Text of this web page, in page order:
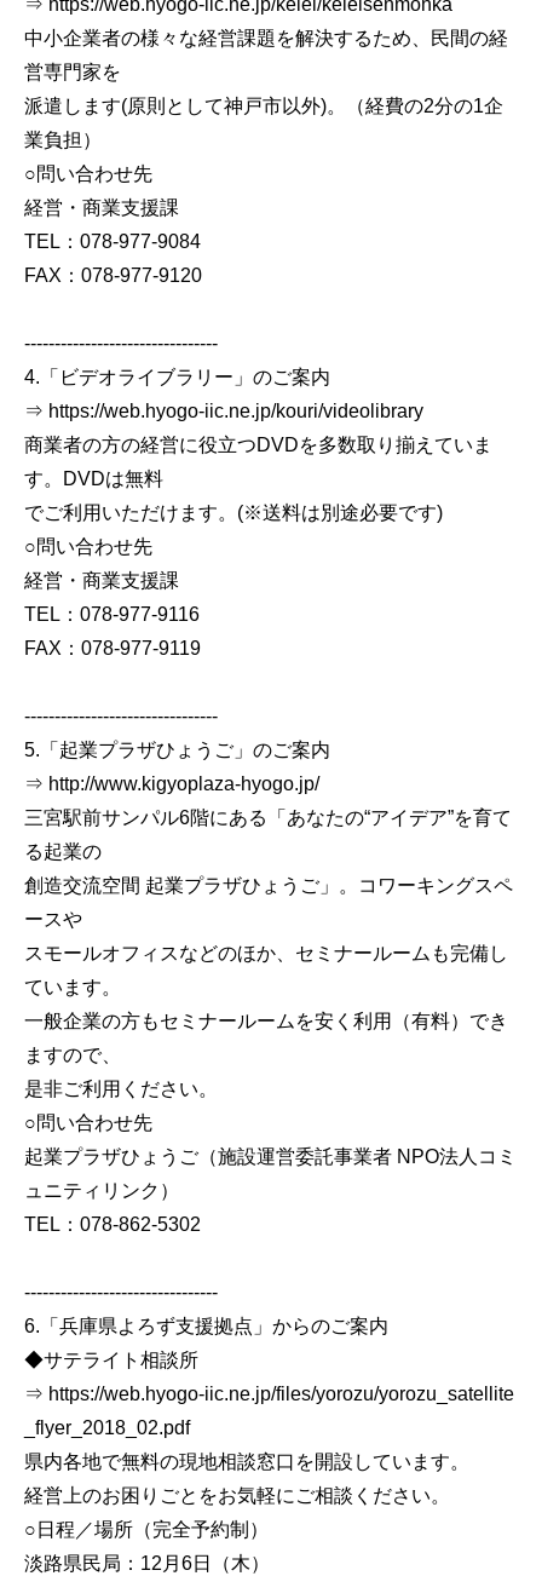
⇒ https://web.hyogo-iic.ne.jp/keiei/keieisenmonka
中小企業者の様々な経営課題を解決するため、民間の経
営専門家を
派遣します(原則として神戸市以外)。（経費の2分の1企
業負担）
○問い合わせ先
経営・商業支援課
TEL：078-977-9084
FAX：078-977-9120
--------------------------------
4.「ビデオライブラリー」のご案内
⇒ https://web.hyogo-iic.ne.jp/kouri/videolibrary
商業者の方の経営に役立つDVDを多数取り揃えていま
す。DVDは無料
でご利用いただけます。(※送料は別途必要です)
○問い合わせ先
経営・商業支援課
TEL：078-977-9116
FAX：078-977-9119
--------------------------------
5.「起業プラザひょうご」のご案内
⇒ http://www.kigyoplaza-hyogo.jp/
三宮駅前サンパル6階にある「あなたの“アイデア”を育て
る起業の
創造交流空間 起業プラザひょうご」。コワーキングスペ
ースや
スモールオフィスなどのほか、セミナールームも完備し
ています。
一般企業の方もセミナールームを安く利用（有料）でき
ますので、
是非ご利用ください。
○問い合わせ先
起業プラザひょうご（施設運営委託事業者 NPO法人コミ
ュニティリンク）
TEL：078-862-5302
--------------------------------
6.「兵庫県よろず支援拠点」からのご案内
◆サテライト相談所
⇒ https://web.hyogo-iic.ne.jp/files/yorozu/yorozu_satellite
_flyer_2018_02.pdf
県内各地で無料の現地相談窓口を開設しています。
経営上のお困りごとをお気軽にご相談ください。
○日程／場所（完全予約制）
淡路県民局：12月6日（木）